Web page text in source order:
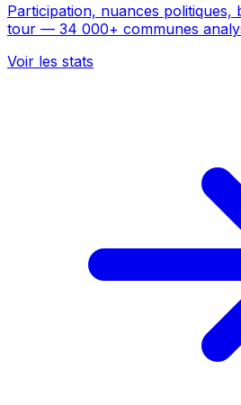
Participation, nuances politiques,
tour — 34 000+ communes
Voir les stats